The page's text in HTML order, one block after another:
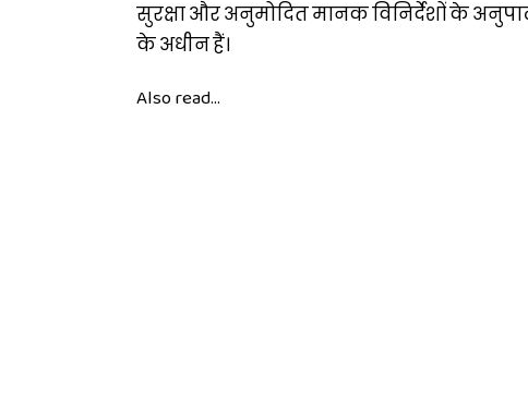
सुरक्षा और अनुमोदित मानक विनिर्देशों के
के अधीन हैं।
Also read...